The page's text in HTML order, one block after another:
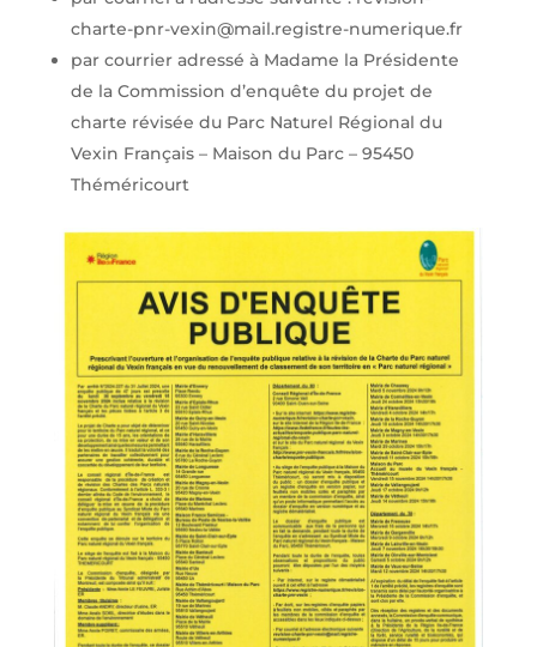
charte-pnr-vexin@mail.registre-numerique.fr
par courrier adressé à Madame la Présidente
de la Commission d’enquête du projet de
charte révisée du Parc Naturel Régional du
Vexin Français – Maison du Parc – 95450
Théméricourt